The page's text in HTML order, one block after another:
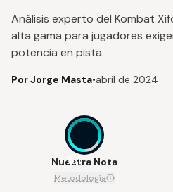
Análisis experto del Kombat
alta gama para jugadores
potencia en pista.
Por Jorge Masta•abril de 2024
8.1
Nuestra Nota
Metodología